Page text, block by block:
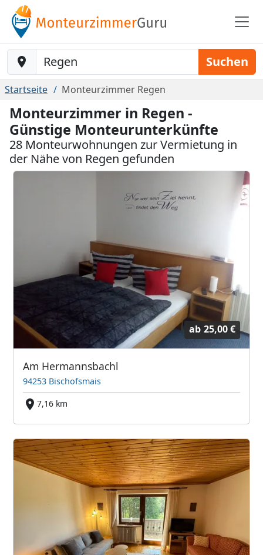
Baustelle-Location Suchen
Startseite Monteurzimmer Regen
Monteurzimmer in Regen -
Günstige Monteurunterkünfte
28 Monteurwohnungen zur Vermietung in
der Nähe von Regen gefunden
ab 25,00 €
Am Hermannsbachl
94253 Bischofsmais
7,16 km